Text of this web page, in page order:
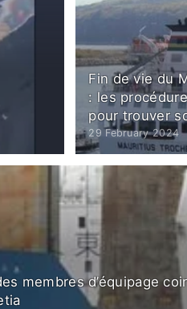
Fin de vie du
: les
pour trouver
29 February 2024
membres d’équipage